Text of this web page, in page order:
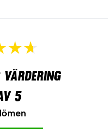
värdering
5